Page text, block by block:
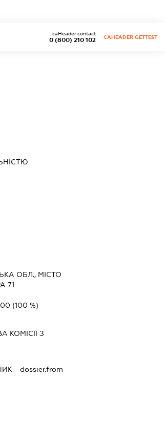
0 (800) 210 102
caHeader.contact
CAHEADER.GETTEST
ОБЛ., МІСТО
71
(100 %)
КОМІСІЇ З
- dossier.from